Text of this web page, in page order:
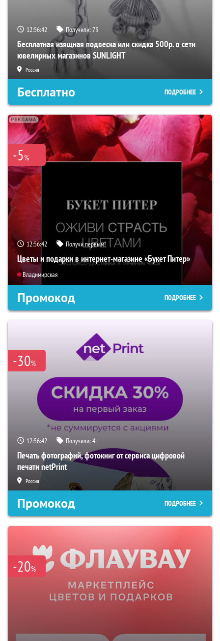
12:56:41 Получили:73
Бесплатная изящная подвеска или скидка 500р. в сети
ювелирных магазинов SUNLIGHT
Россия
Бесплатно ПОДРОБНЕЕ
-5%
12:56:41 Получи первым!
Цветы и подарки в интернет-магазине «Букет Питер»
Владимирская
Промокод ПОДРОБНЕЕ
-30%
12:56:41 Получили:4
Печать фотографий, фотокниг от сервиса цифровой
печати netPrint
Россия
Промокод ПОДРОБНЕЕ
-20%